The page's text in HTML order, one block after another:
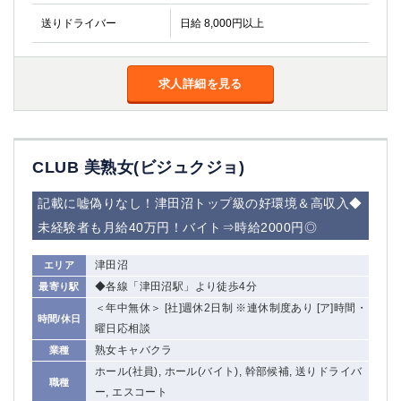
送りドライバー 日給 8,000円以上
求人詳細を見る
CLUB 美熟女(ビジュクジョ)
記載に嘘偽りなし！津田沼トップ級の好環境＆高収入◆
未経験者も月給40万円！バイト⇒時給2000円◎
エリア 津田沼
最寄り駅 ◆各線「津田沼駅」より徒歩4分
時間/休日
＜年中無休＞ [社]週休2日制 ※連休制度あり [ア]時間・
曜日応相談
業種 熟女キャバクラ
職種
ホール(社員), ホール(バイト), 幹部候補, 送りドライバ
ー, エスコート
獨協大学前＜草加松原＞
北浦和（西口）
春日部
川口
船橋
津田沼
成田
千葉
柏（西口）
木更津
柏（東口）
下総中山
八千代台
東金
浦安
栃木県
小山
東武宇都宮（宇都宮西口）